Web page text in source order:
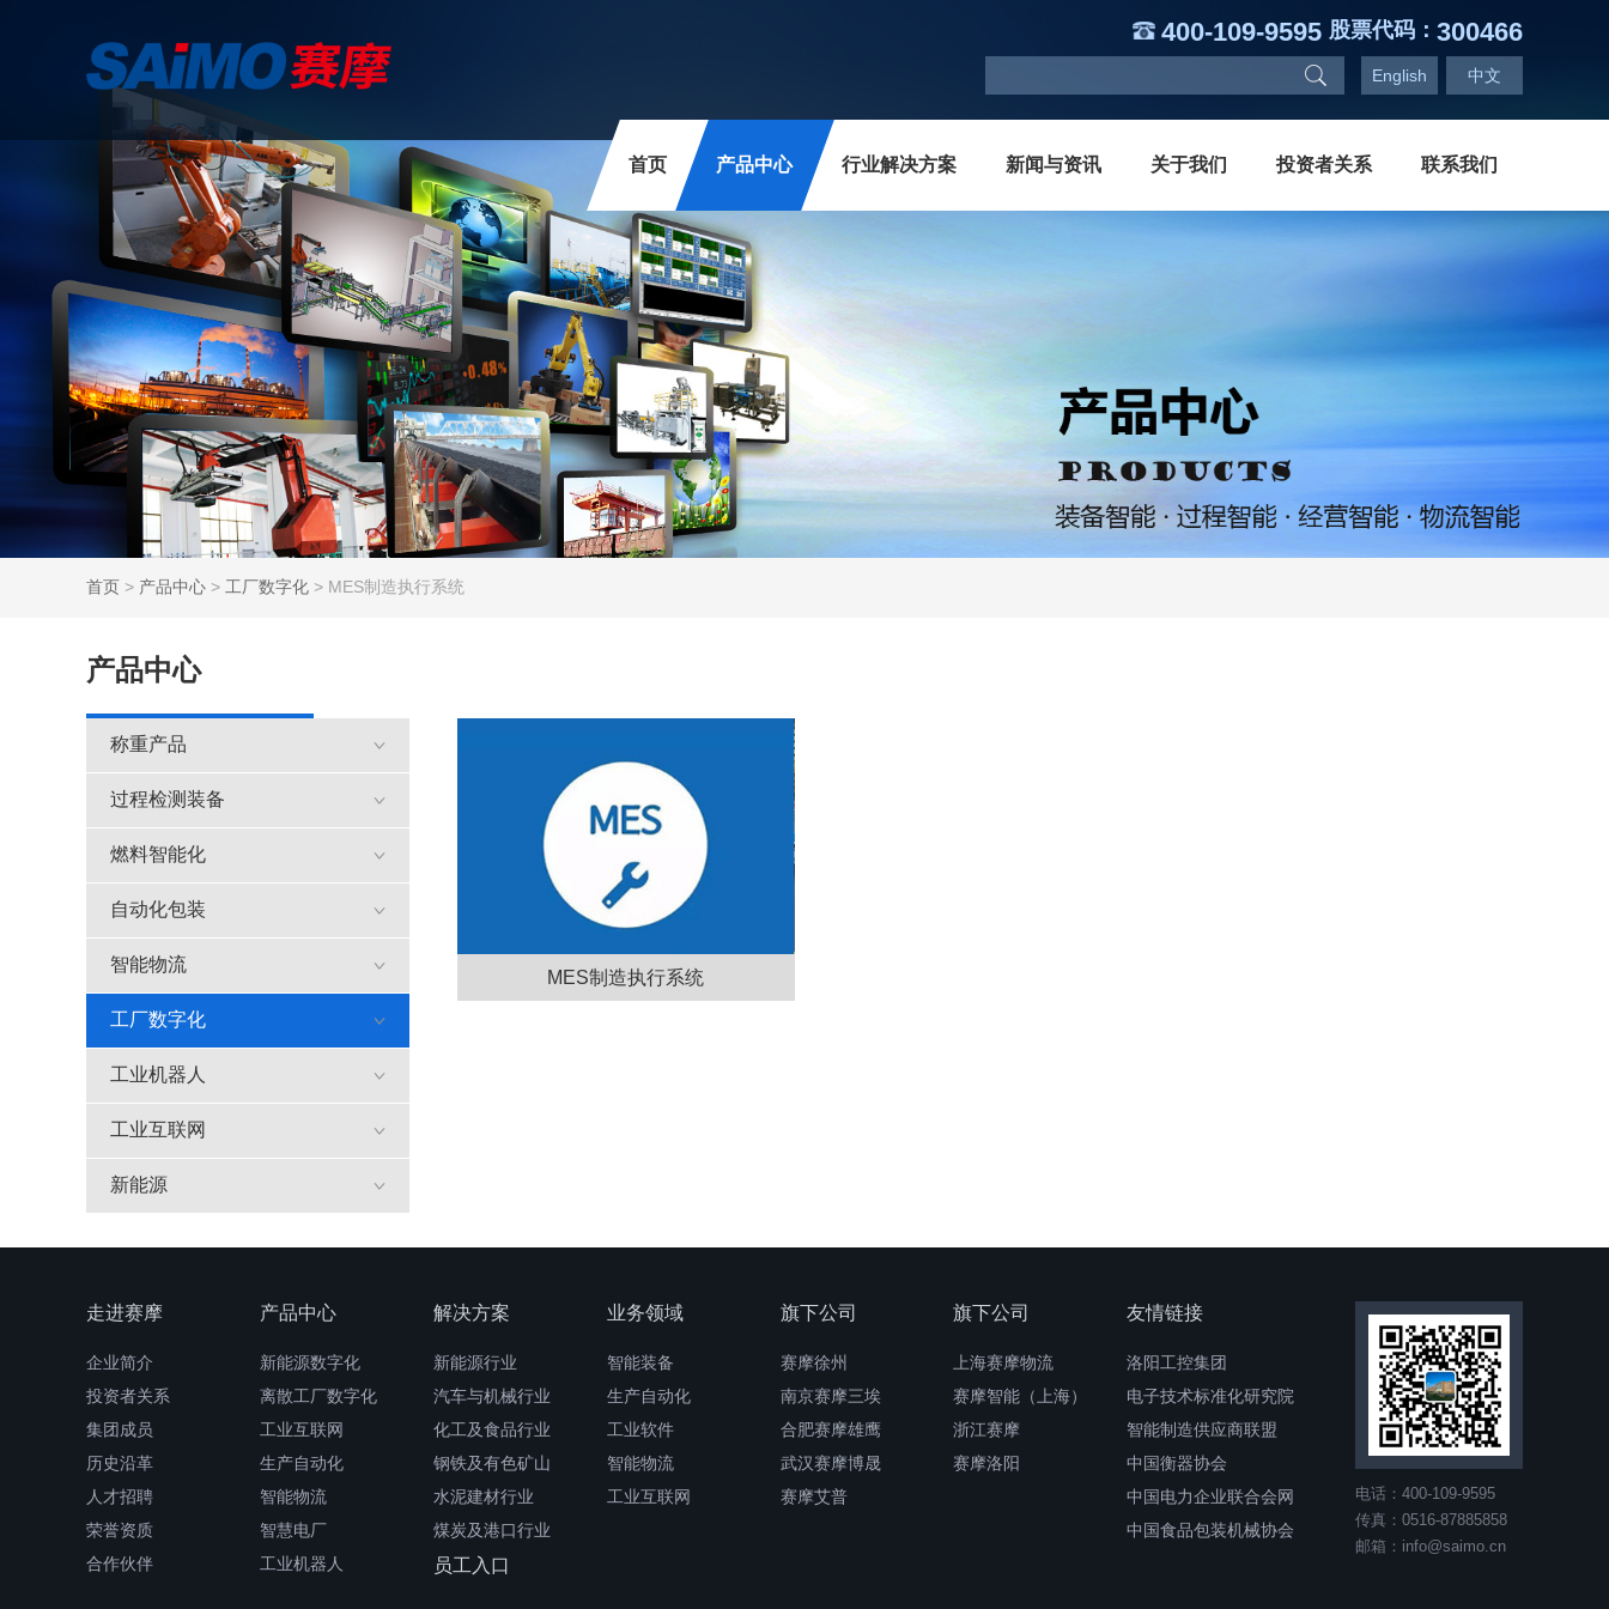
400-109-9595 股票代码： 300466
中文
English
联系我们
投资者关系
关于我们
新闻与资讯
行业解决方案
产品中心
首页
首页 > 产品中心 > 工厂数字化 > MES制造执行系统
产品中心
称重产品
过程检测装备
燃料智能化
自动化包装
智能物流
工厂数字化
工业机器人
工业互联网
新能源
MES制造执行系统
走进赛摩
企业简介
投资者关系
集团成员
历史沿革
人才招聘
荣誉资质
合作伙伴
产品中心
新能源数字化
离散工厂数字化
工业互联网
生产自动化
智能物流
智慧电厂
工业机器人
解决方案
新能源行业
汽车与机械行业
化工及食品行业
钢铁及有色矿山
水泥建材行业
煤炭及港口行业
业务领域
智能装备
生产自动化
工业软件
智能物流
工业互联网
旗下公司
赛摩徐州
南京赛摩三埃
合肥赛摩雄鹰
武汉赛摩博晟
赛摩艾普
旗下公司
上海赛摩物流
赛摩智能（上海）
浙江赛摩
赛摩洛阳
友情链接
洛阳工控集团
电子技术标准化研究院
智能制造供应商联盟
中国衡器协会
中国电力企业联合会网
中国食品包装机械协会
员工入口
电话：400-109-9595
传真：0516-87885858
邮箱：info@saimo.cn